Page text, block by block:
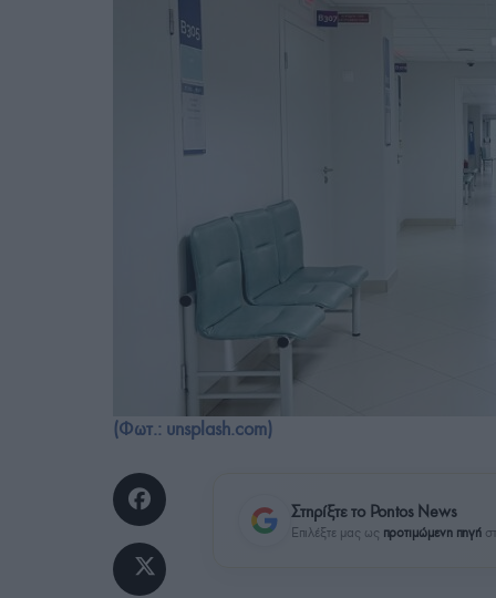
(Φωτ.: unsplash.com)
Στηρίξτε το Pontos News
Επιλέξτε μας ως προτιμώμενη πηγή